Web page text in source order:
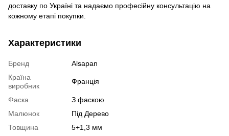
доставку по Україні та надаємо професійну консультацію на
кожному етапі покупки.
Характеристики
Бренд
Alsapan
Країна
виробник
Франція
Фаска
З фаскою
Малюнок
Під Дерево
Товщина
5+1,3 мм